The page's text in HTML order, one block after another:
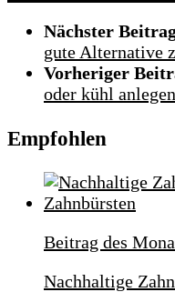
Nächster
gute Alternative
Vorheriger
oder kühl
Empfohlen
Beitrag des
Nachhaltige